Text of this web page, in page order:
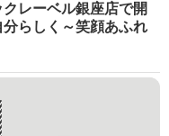
レーベル銀座店で開
らしく～笑顔あふれ